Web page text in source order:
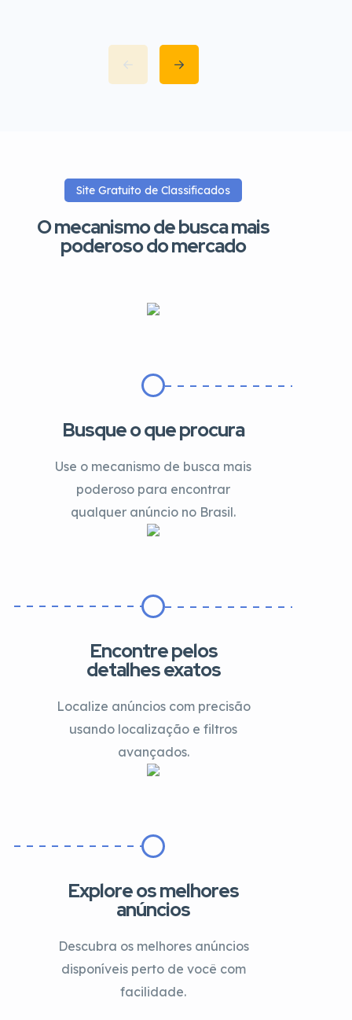
Site Gratuito de Classificados
O mecanismo de busca mais
poderoso do mercado
Busque o que procura
Use o mecanismo de busca mais
poderoso para encontrar
qualquer anúncio no Brasil.
Encontre pelos
detalhes exatos
Localize anúncios com precisão
usando localização e filtros
avançados.
Explore os melhores
anúncios
Descubra os melhores anúncios
disponíveis perto de você com
facilidade.